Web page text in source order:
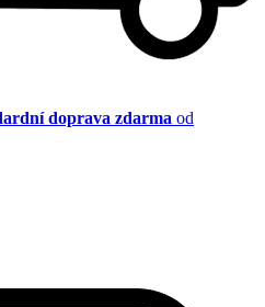
doprava zdarma od